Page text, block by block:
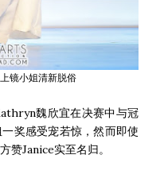
镜小姐清新脱俗
魏欣宜在决赛中与冠
奖感受宠若惊，然而即使
赞Janice实至名归。